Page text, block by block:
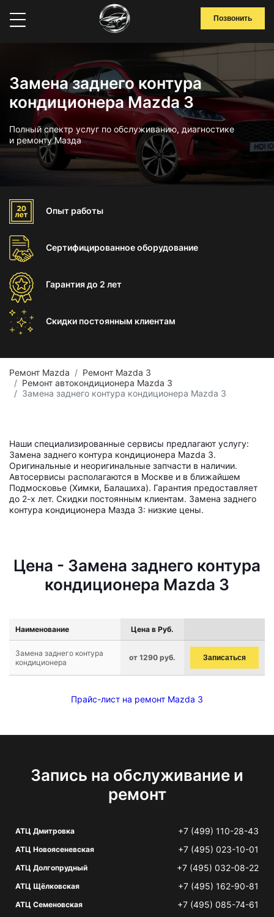
Позвонить
Замена заднего контура
кондиционера Mazda 3
Полный спектр услуг по обслуживанию, диагностике
и ремонту Мазда
Опыт работы
Сертифицированноеоборудование
Гарантиядо 2 лет
Скидки постоянным клиентам
Ремонт Mazda
Ремонт Mazda 3
Ремонт автокондиционера Mazda 3
Замена заднего контура кондиционера Mazda 3
Наши специализированные сервисы предлагают услугу:
Замена заднего контура кондиционера Mazda 3.
Оригинальные и неоригинальные запчасти в наличии.
Автосервисы располагаются в Москве и в ближайшем
Подмосковье (Химки, Балашиха). Гарантия предоставляет
до 2-х лет. Скидки постоянным клиентам. Замена заднего
контура кондиционера Мазда 3: низкие цены.
Цена - Замена заднего контура
кондиционера Mazda 3
Наименование Цена в Руб.
Замена заднего контура
кондиционера
от 1290 руб. Записаться
Прайс-лист на ремонт Mazda 3
Запись на обслуживание и
ремонт
АТЦ Дмитровка +7 (499) 110-28-43
АТЦ Новоясеневская +7 (495) 023-10-01
АТЦ Долгопрудный +7 (495) 032-08-22
АТЦ Щёлковская +7 (495) 162-90-81
АТЦ Семеновская +7 (495) 085-74-61